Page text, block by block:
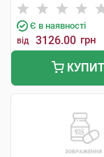
Є в наявності
від 3126.00 грн